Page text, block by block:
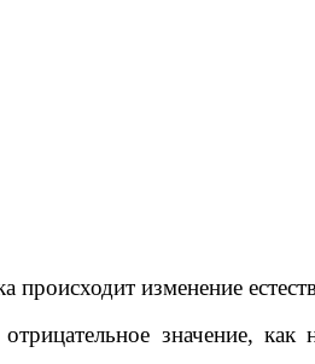
изменение
значение,